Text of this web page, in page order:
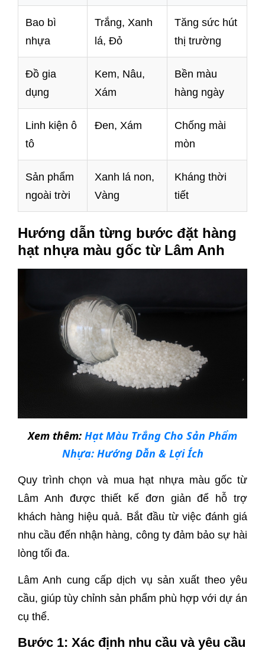
Bao bì
nhựa
Trắng, Xanh
lá, Đỏ
Tăng sức hút
thị trường
Đồ gia
dụng
Kem, Nâu,
Xám
Bền màu
hàng ngày
Linh kiện ô
tô
Đen, Xám
Chống mài
mòn
Sản phẩm
ngoài trời
Xanh lá non,
Vàng
Kháng thời
tiết
Hướng dẫn từng bước đặt hàng
hạt nhựa màu gốc từ Lâm Anh
Xem thêm: Hạt Màu Trắng Cho Sản Phẩm
Nhựa: Hướng Dẫn & Lợi Ích
Quy trình chọn và mua hạt nhựa màu gốc từ
Lâm Anh được thiết kế đơn giản để hỗ trợ
khách hàng hiệu quả. Bắt đầu từ việc đánh giá
nhu cầu đến nhận hàng, công ty đảm bảo sự hài
lòng tối đa.
Lâm Anh cung cấp dịch vụ sản xuất theo yêu
cầu, giúp tùy chỉnh sản phẩm phù hợp với dự án
cụ thể.
Bước 1: Xác định nhu cầu và yêu cầu